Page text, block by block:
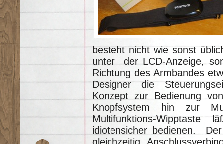
besteht nicht wie sonst
unter der LCD-Anzeige,
Richtung des Armbandes
Designer die
Konzept zur Bedienung
Knopfsystem hin zur
Multifunktions-
idiotensicher bedienen.
gleichzeitig